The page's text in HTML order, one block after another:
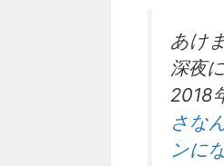
あけ
深夜
2018
さな
ンに